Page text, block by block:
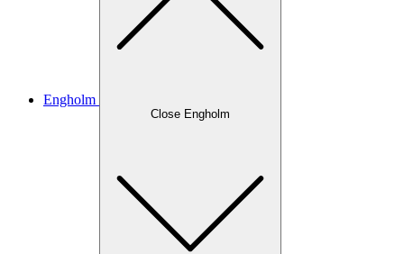
Engholm
Close Engholm